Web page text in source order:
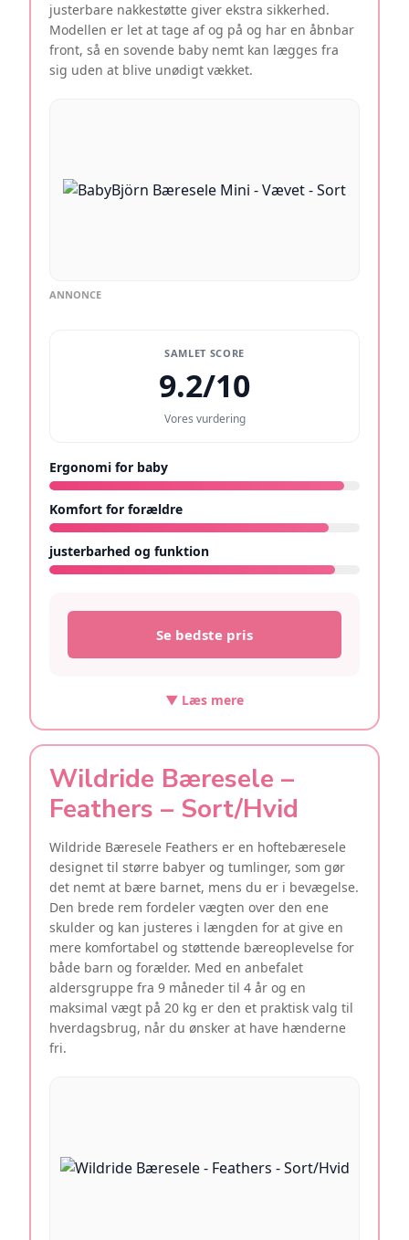
justerbare nakkestøtte giver ekstra sikkerhed.
Modellen er let at tage af og på og har en åbnbar
front, så en sovende baby nemt kan lægges fra
sig uden at blive unødigt vækket.
ANNONCE
SAMLET SCORE
9.2/10
Vores vurdering
Ergonomi for baby
Komfort for forældre
justerbarhed og funktion
Se bedste pris
▼ Læs mere
Wildride Bæresele –
Feathers – Sort/Hvid
Wildride Bæresele Feathers er en hoftebæresele
designet til større babyer og tumlinger, som gør
det nemt at bære barnet, mens du er i bevægelse.
Den brede rem fordeler vægten over den ene
skulder og kan justeres i længden for at give en
mere komfortabel og støttende bæreoplevelse for
både barn og forælder. Med en anbefalet
aldersgruppe fra 9 måneder til 4 år og en
maksimal vægt på 20 kg er den et praktisk valg til
hverdagsbrug, når du ønsker at have hænderne
fri.